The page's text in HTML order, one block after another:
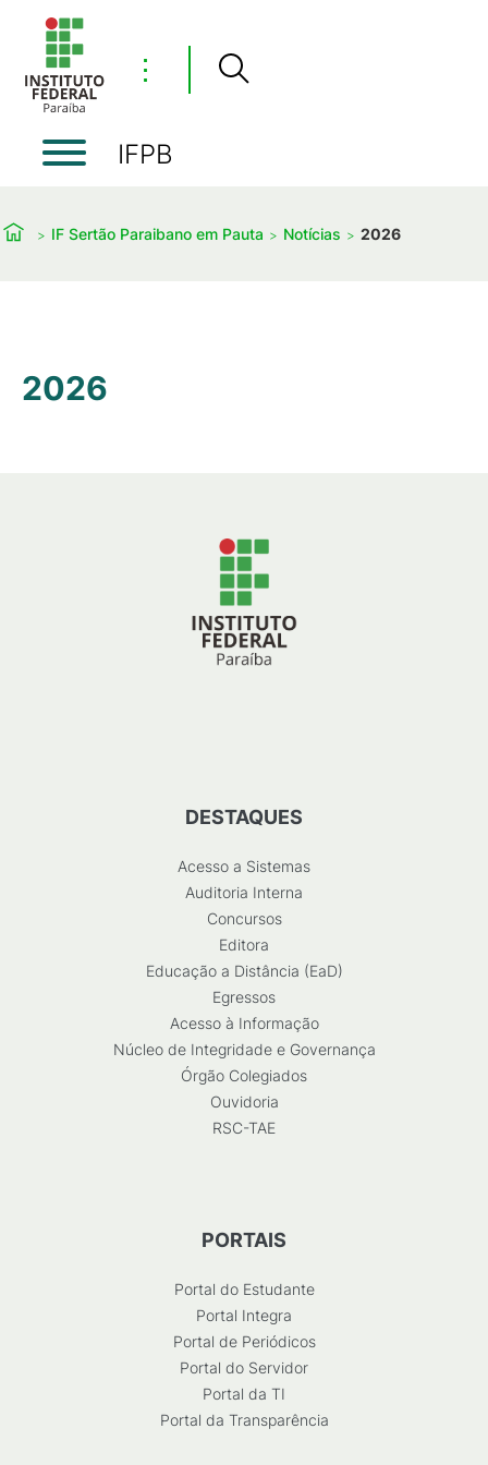
⋮
IFPB
IF Sertão Paraibano em Pauta Notícias 2026
2026
DESTAQUES
Acesso a Sistemas
Auditoria Interna
Concursos
Editora
Educação a Distância (EaD)
Egressos
Acesso à Informação
Núcleo de Integridade e Governança
Órgão Colegiados
Ouvidoria
RSC-TAE
PORTAIS
Portal do Estudante
Portal Integra
Portal de Periódicos
Portal do Servidor
Portal da TI
Portal da Transparência